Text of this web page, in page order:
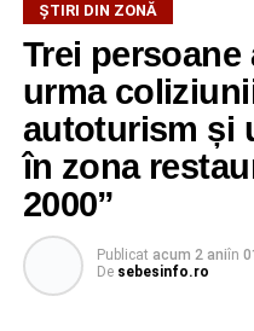
ȘTIRI DIN ZONĂ
Trei
urma
autoturism și
în zona
2000”
Publicat acum 2 aniîn
De sebesinfo.ro